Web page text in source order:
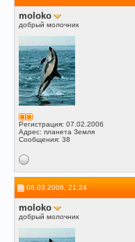
moloko
добрый молочник
Регистрация: 07.02.2006
Адрес: планета Земля
Сообщения: 38
08.03.2006, 21:24
moloko
добрый молочник